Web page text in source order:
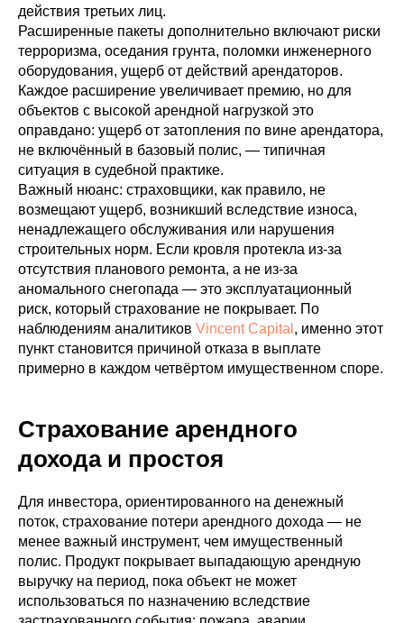
действия третьих лиц.
Расширенные пакеты дополнительно включают риски
терроризма, оседания грунта, поломки инженерного
оборудования, ущерб от действий арендаторов.
Каждое расширение увеличивает премию, но для
объектов с высокой арендной нагрузкой это
оправдано: ущерб от затопления по вине арендатора,
не включённый в базовый полис, — типичная
ситуация в судебной практике.
Важный нюанс: страховщики, как правило, не
возмещают ущерб, возникший вследствие износа,
ненадлежащего обслуживания или нарушения
строительных норм. Если кровля протекла из-за
отсутствия планового ремонта, а не из-за
аномального снегопада — это эксплуатационный
риск, который страхование не покрывает. По
наблюдениям аналитиков Vincent Capital , именно этот
пункт становится причиной отказа в выплате
примерно в каждом четвёртом имущественном споре.
Страхование арендного
дохода и простоя
Для инвестора, ориентированного на денежный
поток, страхование потери арендного дохода — не
менее важный инструмент, чем имущественный
полис. Продукт покрывает выпадающую арендную
выручку на период, пока объект не может
использоваться по назначению вследствие